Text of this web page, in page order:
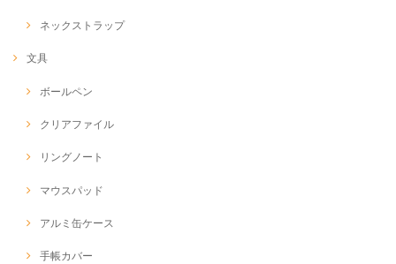
ネックストラップ
文具
ボールペン
クリアファイル
リングノート
マウスパッド
アルミ缶ケース
手帳カバー